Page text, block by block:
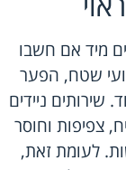
מיד אם חשבו
שטח, הפער
שירותים ניידים
צפיפות וחוסר
לעומת זאת,